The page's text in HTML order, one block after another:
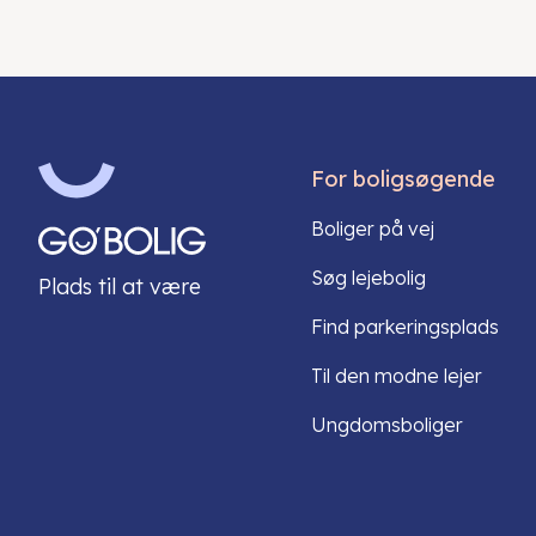
Plads til at være
For boligsøgende
Boliger på vej
Søg lejebolig
Find parkeringsplads
Til den modne lejer
Ungdomsboliger